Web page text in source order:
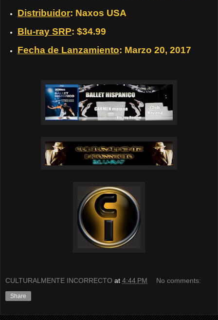
Distribuidor: Naxos USA
Blu-ray SRP: $34.99
Fecha de Lanzamiento: Marzo 20, 2017
CULTURALMENTE INCORRECTO at 4:44 PM No comments:
Share